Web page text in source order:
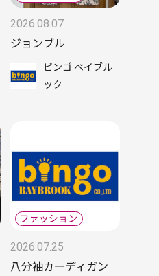
2026.08.07
ジョンブル
ビンゴ ベイブル
ック
2026.07.25
八分袖カーディガン